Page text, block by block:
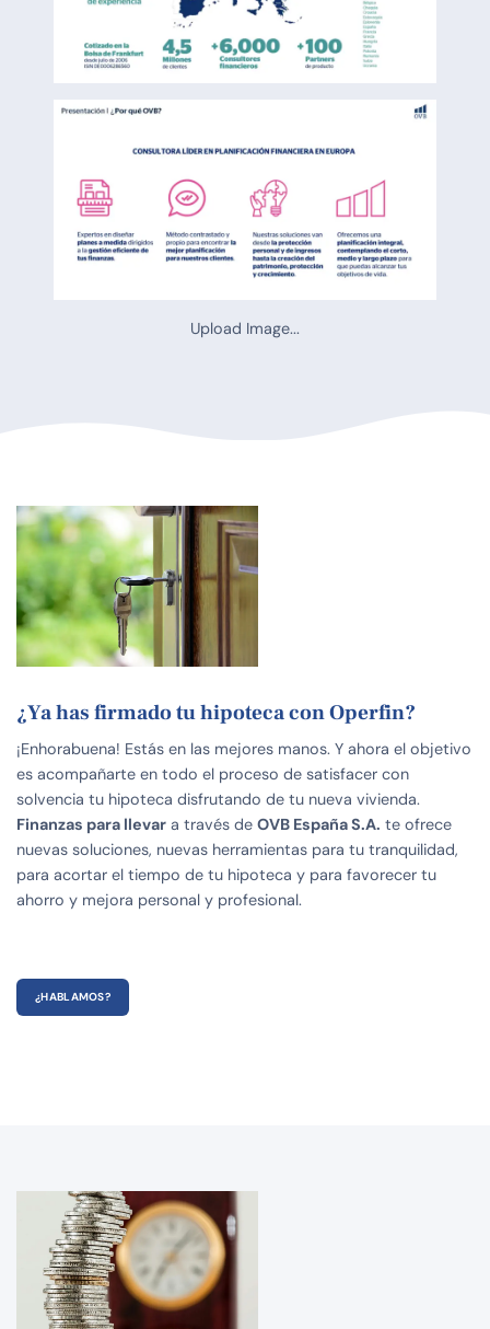
Upload Image...
¿Ya has firmado tu hipoteca con Operfin?
¡Enhorabuena! Estás en las mejores manos. Y ahora el objetivo
es acompañarte en todo el proceso de satisfacer con
solvencia tu hipoteca disfrutando de tu nueva vivienda.
Finanzas para llevar a través de OVB España S.A. te ofrece
nuevas soluciones, nuevas herramientas para tu tranquilidad,
para acortar el tiempo de tu hipoteca y para favorecer tu
ahorro y mejora personal y profesional.
¿HABLAMOS?